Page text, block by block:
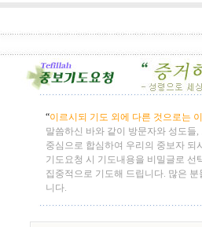
“이르시되 기도 외에 다른 것으로는
말씀하신 바와 같이 방문자와 성도들
중심으로 합심하여 우리의 중보자
기도요청 시 기도내용을 비밀글로
집중적으로 기도해 드립니다. 많은
니다.